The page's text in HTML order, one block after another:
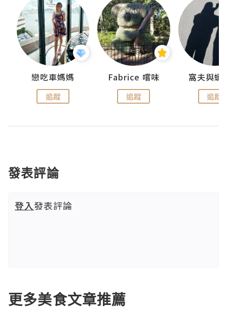
戀吃車媽媽
追蹤
Fabrice 嚐味
追蹤
窩夫與蝦
追蹤
發表評論
登入發表評論
更多美食文章推薦